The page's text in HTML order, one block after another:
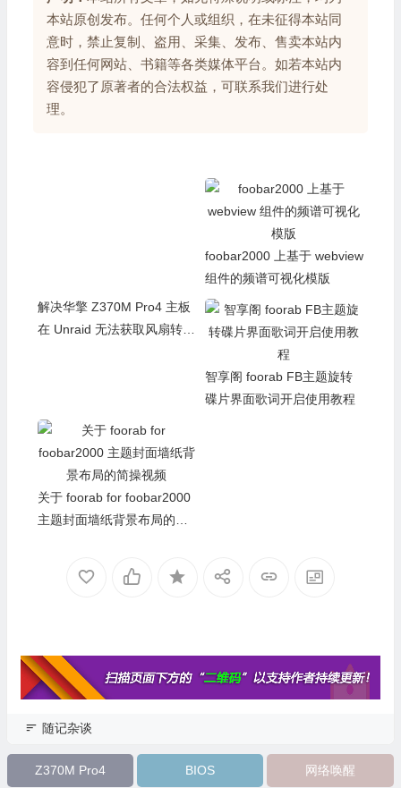
本站原创发布。任何个人或组织，在未征得本站同
意时，禁止复制、盗用、采集、发布、售卖本站内
容到任何网站、书籍等各类媒体平台。如若本站内
容侵犯了原著者的合法权益，可联系我们进行处
理。
解决华擎 Z370M Pro4 主板
在 Unraid 无法获取风扇转速
foobar2000 上基于 webview
组件的频谱可视化模版
智享阁 foorab FB主题旋转
碟片界面歌词开启使用教程
Z370M Pro4 BIOS 网络唤醒